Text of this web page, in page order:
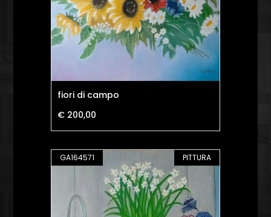
fiori di campo
€ 200,00
GA164571 PITTURA